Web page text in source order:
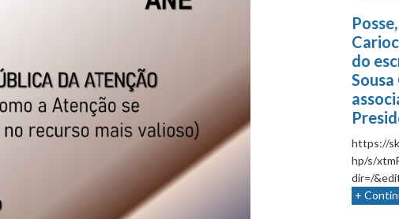
do
https://
hp/s/
dir=/
+